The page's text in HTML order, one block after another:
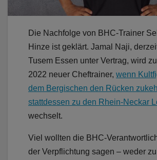
Die Nachfolge von BHC-Trainer
Hinze ist geklärt. Jamal Naji,
Tusem Essen unter Vertrag, wird
2022 neuer Cheftrainer, wenn
dem Bergischen den Rücken
stattdessen zu den Rhein-Neckar
wechselt.
Viel wollten die BHC-
der Verpflichtung sagen – weder